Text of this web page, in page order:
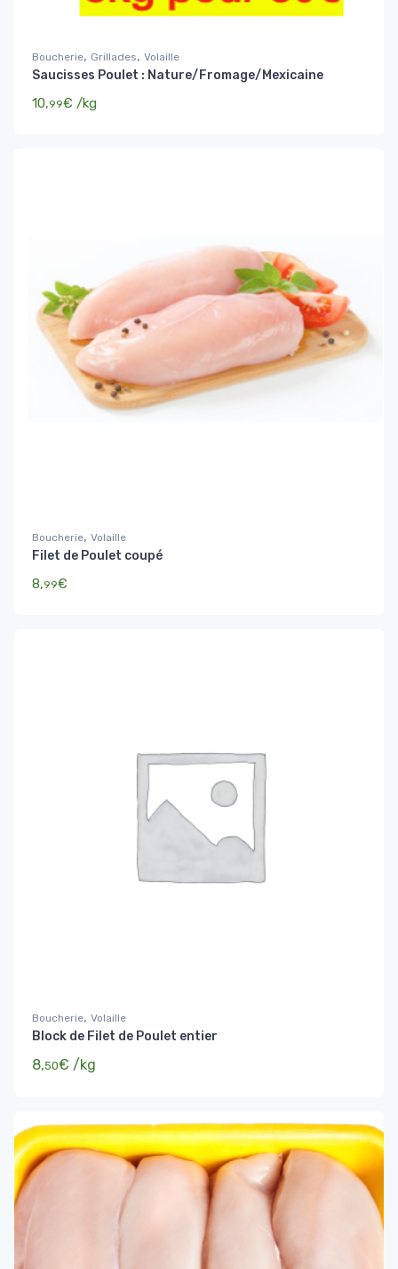
Boucherie, Grillades, Volaille
Saucisses Poulet : Nature/Fromage/Mexicaine
10,99€ /kg
Boucherie, Volaille
Filet de Poulet coupé
8,99€
Boucherie, Volaille
Block de Filet de Poulet entier
8,50€ /kg